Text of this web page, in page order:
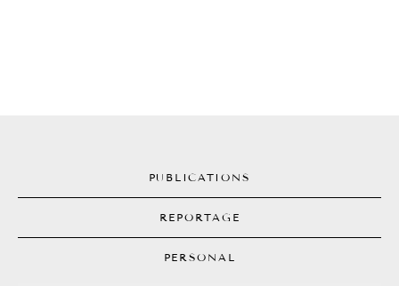
PUBLICATIONS
REPORTAGE
PERSONAL